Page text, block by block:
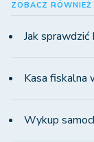
ZOBACZ RÓWNIEŻ
Jak
Kasa fiskalna
Wykup